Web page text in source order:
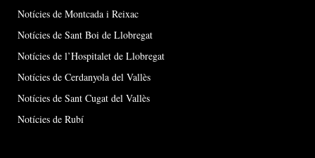
Notícies de Montcada i Reixac
Notícies de Sant Boi de Llobregat
Notícies de l’Hospitalet de Llobregat
Notícies de Cerdanyola del Vallès
Notícies de Sant Cugat del Vallès
Notícies de Rubí